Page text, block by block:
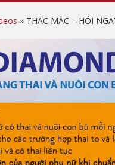
» THẮC MẮC – HỎI